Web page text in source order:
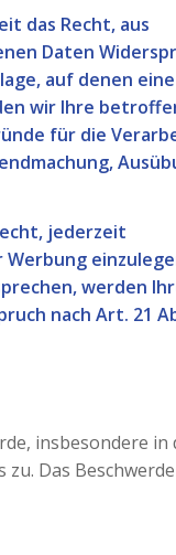
das Recht, aus
Daten
auf denen eine
wir Ihre
für die
jederzeit
werden
nach Art. 21
insbesondere in
Das